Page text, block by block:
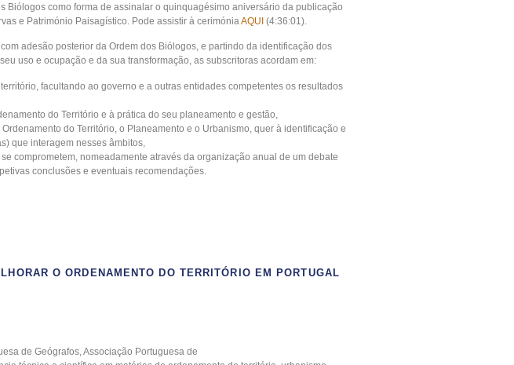
Biólogos como forma de assinalar o quinquagésimo aniversário da publicação
e Património Paisagístico. Pode assistir à cerimóniaAQUI (4:36:01).
adesão posterior da Ordem dos Biólogos, e partindo da identificação dos
uso e ocupação e da sua transformação, as subscritoras acordam em:
facultando ao governo e a outras entidades competentes os resultados
do Território e à prática do seu planeamento e gestão,
do Território, o Planeamento e o Urbanismo, quer à identificação e
que interagem nesses âmbitos,
comprometem, nomeadamente através da organização anual de um debate
conclusões e eventuais recomendações.
O ORDENAMENTO DO TERRITÓRIO EM PORTUGAL
de Geógrafos, Associação Portuguesa de